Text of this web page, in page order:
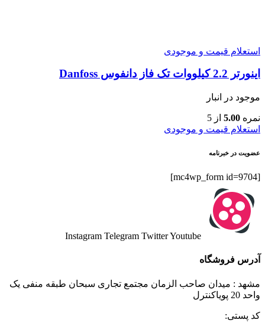
استعلام قیمت و موجودی
اینورتر 2.2 کیلووات تک فاز دانفوس Danfoss
موجود در انبار
نمره 5.00 از 5
استعلام قیمت و موجودی
عضویت در خبرنامه
[mc4wp_form id=9704]
Instagram Telegram TwitterYoutube
آدرس فروشگاه
مشهد : میدان صاحب الزمان مجتمع تجاری سبحان طبقه منفی یک
واحد 20 پویاکنترل
کد پستی: